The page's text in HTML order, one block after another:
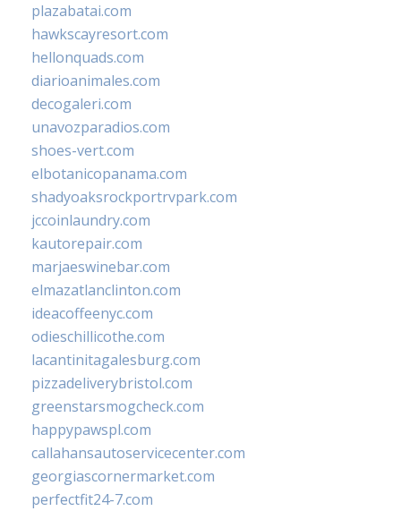
plazabatai.com
hawkscayresort.com
hellonquads.com
diarioanimales.com
decogaleri.com
unavozparadios.com
shoes-vert.com
elbotanicopanama.com
shadyoaksrockportrvpark.com
jccoinlaundry.com
kautorepair.com
marjaeswinebar.com
elmazatlanclinton.com
ideacoffeenyc.com
odieschillicothe.com
lacantinitagalesburg.com
pizzadeliverybristol.com
greenstarsmogcheck.com
happypawspl.com
callahansautoservicecenter.com
georgiascornermarket.com
perfectfit24-7.com